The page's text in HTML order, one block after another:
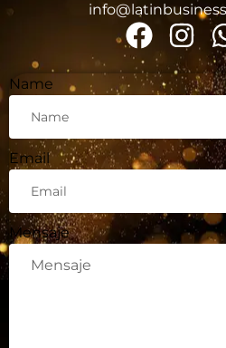
Name
Email
Mensaje